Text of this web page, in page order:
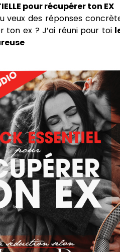
pour récupérer ton EX
veux des réponses
ex ? J’ai réuni pour toi